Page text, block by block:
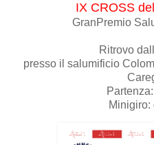
IX CROSS
GranPremio
Ritrovo
presso il salumificio
Minigiro: